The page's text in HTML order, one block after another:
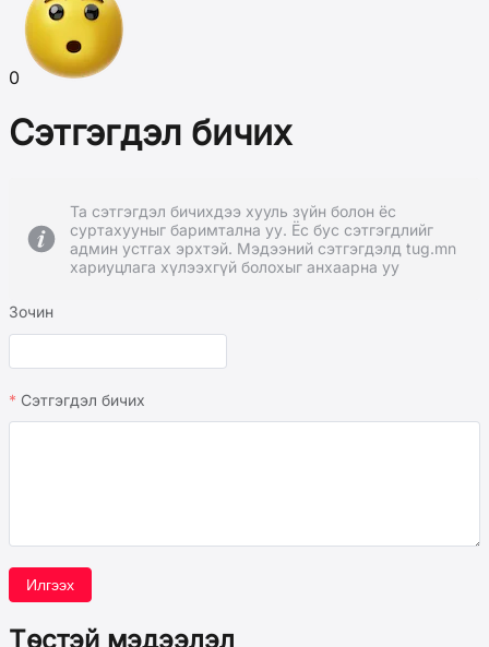
0
Сэтгэгдэл бичих
Та сэтгэгдэл бичихдээ хууль зүйн болон ёс
суртахууныг баримтална уу. Ёс бус сэтгэгдлийг
админ устгах эрхтэй. Мэдээний сэтгэгдэлд tug.mn
хариуцлага хүлээхгүй болохыг анхаарна уу
Зочин
Сэтгэгдэл бичих
Илгээх
Төстэй мэдээлэл